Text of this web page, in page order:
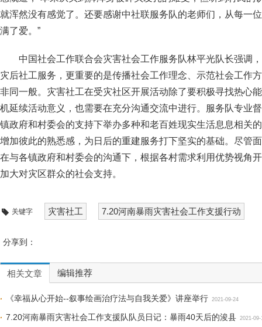
就浑然没有感觉了。还要感谢中社联服务队的老师们，从每一
满了爱。”
中国社会工作联合会灾害社会工作服务队林平光队长强调
灾后社工服务，更重要的是传播社会工作理念、示范社会工作
非同一般。灾害社工在受灾社区开展活动除了要积极寻找热心
机延续活动意义，也需要在充分沟通交流中进行。服务队专业
镇政府和村委会的支持下举办多种和老百姓现实生活息息相关
增加彼此的熟悉感，为日后的重建服务打下坚实的基础。尽管
在与各镇政府和村委会的沟通下，根据各村需求利用优势视角
加大对灾区群众的社会支持。
关键字 灾害社工 7.20河南暴雨灾害社会工作支援行动
分享到：
相关文章 编辑推荐
《幸福从心开始--叙事绘画治疗法与自我关爱》讲座举行 2021-09-24
7.20河南暴雨灾害社会工作支援队队员日记：暴雨40天后的浚县 2021-09-